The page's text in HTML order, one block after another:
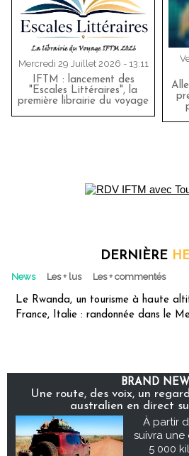
Mercredi 29 Juillet 2026 - 13:11
IFTM : lancement des
"Escales Littéraires", la
première librairie du voyage
DERNIÈRE
News Les + lus Les + commentés
Le Rwanda, un tourisme à haute
France, Italie : randonnée dans le
BRAND
Une route, des voix, un
australien en direct
À partir
suivra
5 000